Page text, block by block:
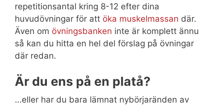
repetitionsantal kring 8-12 efter dina
huvudövningar för att öka muskelmassan där.
Även om övningsbanken inte är komplett ännu
så kan du hitta en hel del förslag på övningar
där redan.
Är du ens på en platå?
…eller har du bara lämnat nybörjaränden av